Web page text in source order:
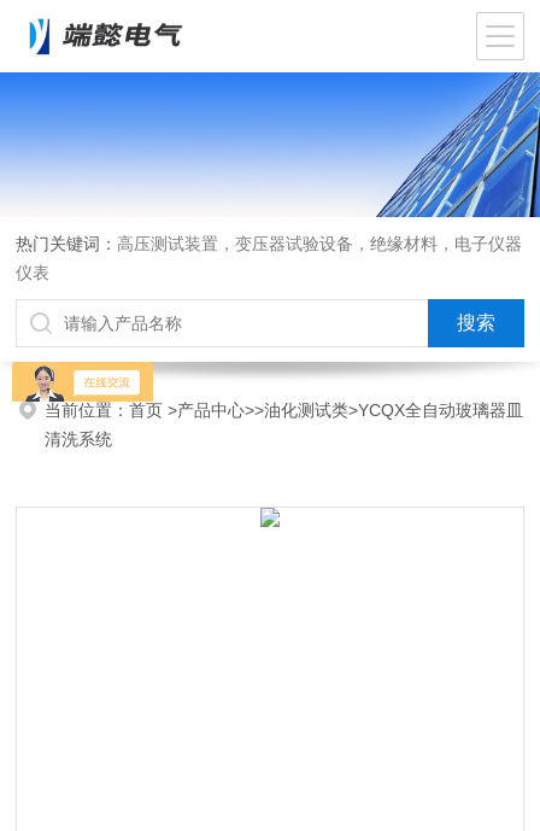
热门关键词： 高压测试装置，变压器试验设备，绝缘材料，电子仪器
仪表
当前位置：首页>产品中心>>油化测试类>YCQX全自动玻璃器皿
清洗系统